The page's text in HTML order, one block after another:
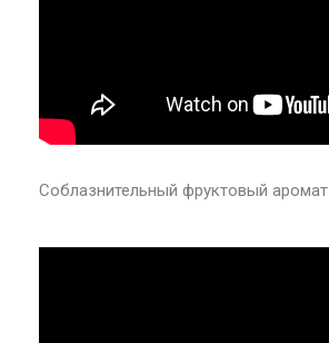
Соблазнительный фруктовый аромат